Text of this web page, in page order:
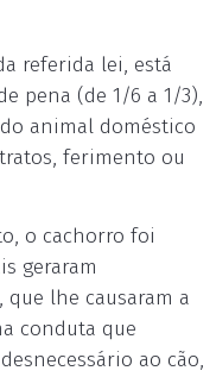
referida lei, está
pena (de 1/6 a 1/3),
animal doméstico
ferimento ou
o cachorro foi
geraram
lhe causaram a
conduta que
ao cão,